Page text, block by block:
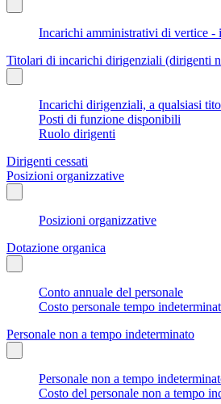
Incarichi amministrativi di vertice -
Titolari di incarichi dirigenziali (dirigenti
Incarichi dirigenziali, a qualsiasi
Posti di funzione disponibili
Ruolo dirigenti
Dirigenti cessati
Posizioni organizzative
Posizioni organizzative
Dotazione organica
Conto annuale del personale
Costo personale tempo
Personale non a tempo indeterminato
Personale non a tempo
Costo del personale non a tempo